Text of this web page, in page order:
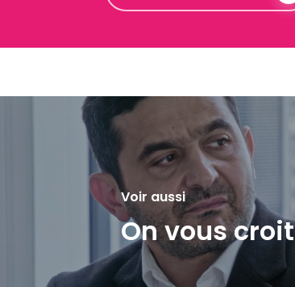
Voir aussi
On vous croit